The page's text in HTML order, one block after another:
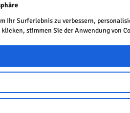
Ihr Surferlebnis zu verbessern,
stimmen Sie der Anwendung von